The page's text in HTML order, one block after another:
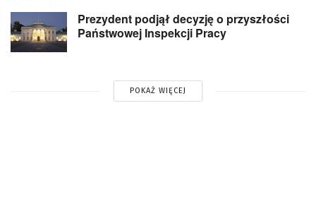
Prezydent podjął decyzję o przyszłości
Państwowej Inspekcji Pracy
POKAŻ WIĘCEJ